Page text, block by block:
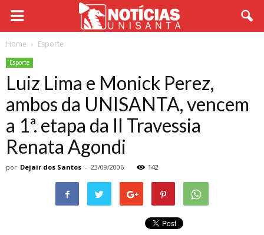
Home Esporte
Esporte
Luiz Lima e Monick Perez,
ambos da UNISANTA, vencem
a 1ª. etapa da II Travessia
Renata Agondi
por Dejair dos Santos - 23/09/2006 142